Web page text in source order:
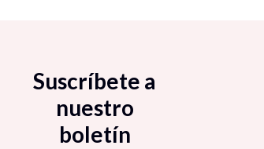
Suscríbete a
nuestro
boletín